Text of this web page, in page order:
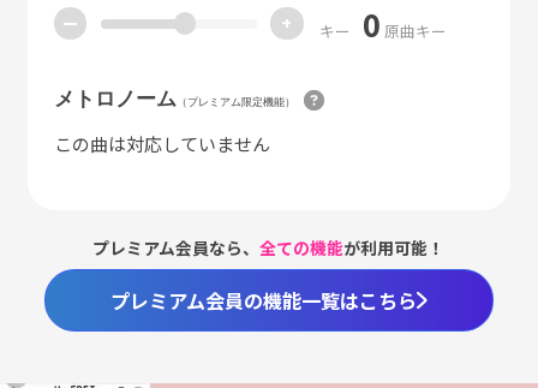
ー + キー 0 原曲キー
メトロノーム（プレミアム限定機能）
この曲は対応していません
プレミアム会員なら、全ての機能が利用可能！
プレミアム会員の機能一覧はこちら